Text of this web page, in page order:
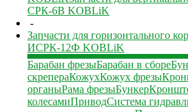
СРК-6В KOBLiK
-
Запчасти для горизонтального
ИСРК-12Ф KOBLiK
Барабан фрезыБарабан в сборе
скрепераКожухКожух фрезы
органыРама фрезыБункер
колесамиПриводСистема